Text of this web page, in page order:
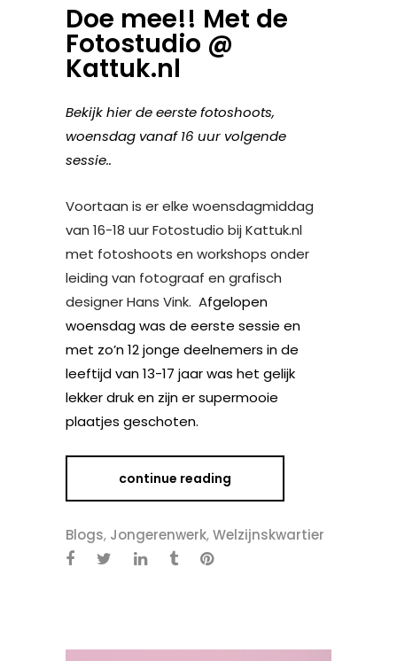
Doe mee!! Met de
Fotostudio @
Kattuk.nl
Bekijk hier de eerste fotoshoots,
woensdag vanaf 16 uur volgende
sessie..
Voortaan is er elke woensdagmiddag
van 16-18 uur Fotostudio bij Kattuk.nl
met fotoshoots en workshops onder
leiding van fotograaf en grafisch
designer Hans Vink. Afgelopen
woensdag was de eerste sessie en
met zo’n 12 jonge deelnemers in de
leeftijd van 13-17 jaar was het gelijk
lekker druk en zijn er supermooie
plaatjes geschoten.
continue reading
Blogs, Jongerenwerk,Welzijnskwartier